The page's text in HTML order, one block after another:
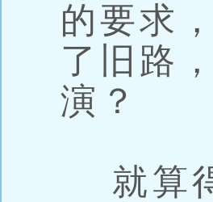
的要求
了旧路
演？
就算